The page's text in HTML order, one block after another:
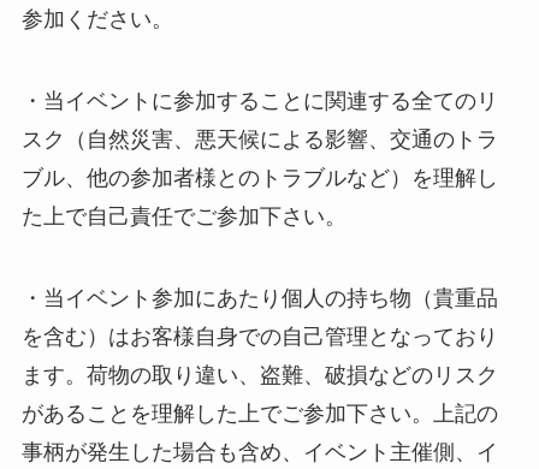
参加ください。
・当イベントに参加することに関連する全てのリ
スク（自然災害、悪天候による影響、交通のトラ
ブル、他の参加者様とのトラブルなど）を理解し
た上で自己責任でご参加下さい。
・当イベント参加にあたり個人の持ち物（貴重品
を含む）はお客様自身での自己管理となっており
ます。荷物の取り違い、盗難、破損などのリスク
があることを理解した上でご参加下さい。上記の
事柄が発生した場合も含め、イベント主催側、イ